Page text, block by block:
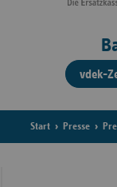
vdek-
Start Presse